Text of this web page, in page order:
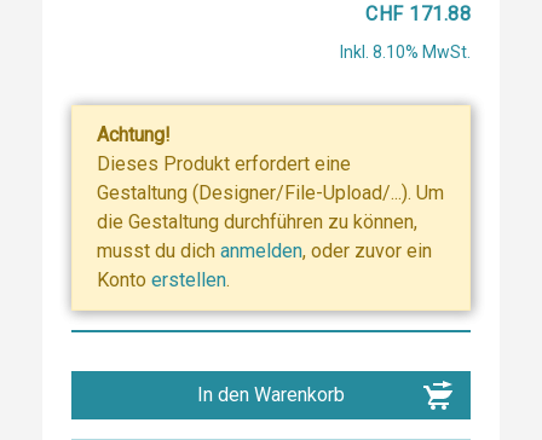
CHF 171.88
Inkl. 8.10% MwSt.
Achtung!
Dieses Produkt erfordert eine
Gestaltung (Designer/File-Upload/...). Um
die Gestaltung durchführen zu können,
musst du dich anmelden, oder zuvor ein
Konto erstellen.